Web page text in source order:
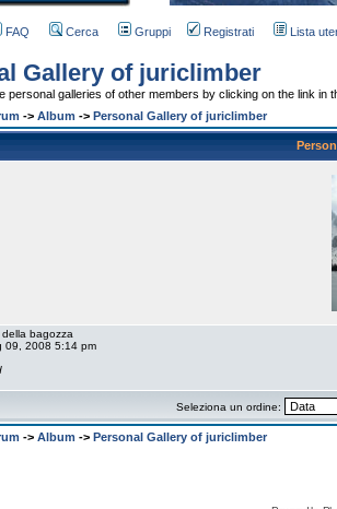
FAQ Cerca Gruppi Registrati Lista
Gallery of juriclimber
personal galleries of other members by clicking on the link in
-> Album -> Personal Gallery of juriclimber
bagozza
09, 2008 5:14 pm
Seleziona un ordine:
-> Album -> Personal Gallery of juriclimber